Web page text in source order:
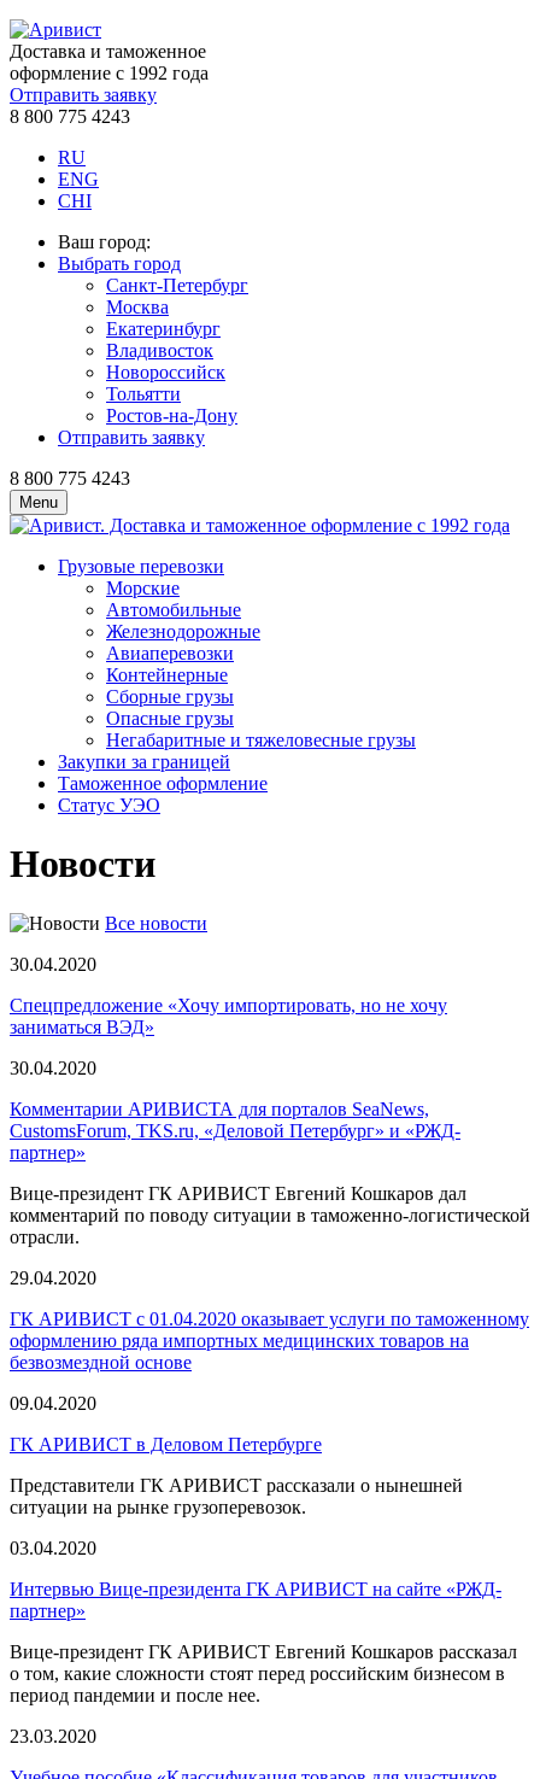
Доставка и таможенное
оформление с 1992 года
Отправить заявку
8 800 775 4243
RU
ENG
CHI
Ваш город:
Выбрать город
Санкт-Петербург
Москва
Екатеринбург
Владивосток
Новороссийск
Тольятти
Ростов-на-Дону
Отправить заявку
8 800 775 4243
Menu
Грузовые перевозки
Морские
Автомобильные
Железно­дорожные
Авиаперевозки
Контейнерные
Сборные грузы
Опасные грузы
Негабаритные и тяжело­весные грузы
Закупки за границей
Таможенное оформление
Статус УЭО
Новости
Все новости
30.04.2020
Спецпредложение «Хочу импортировать, но не хочу
заниматься ВЭД»
30.04.2020
Комментарии АРИВИСТА для порталов SeaNews,
CustomsForum, TKS.ru, «Деловой Петербург» и «РЖД-
партнер»
Вице-президент ГК АРИВИСТ Евгений Кошкаров дал
комментарий по поводу ситуации в таможенно-логистической
отрасли.
29.04.2020
ГК АРИВИСТ c 01.04.2020 оказывает услуги по таможенному
оформлению ряда импортных медицинских товаров на
безвозмездной основе
09.04.2020
ГК АРИВИСТ в Деловом Петербурге
Представители ГК АРИВИСТ рассказали о нынешней
ситуации на рынке грузоперевозок.
03.04.2020
Интервью Вице-президента ГК АРИВИСТ на сайте «РЖД-
партнер»
Вице-президент ГК АРИВИСТ Евгений Кошкаров рассказал
о том, какие сложности стоят перед российским бизнесом в
период пандемии и после нее.
23.03.2020